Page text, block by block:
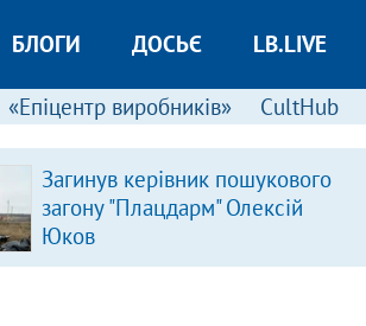
БЛОГИ ДОСЬЄ LB.LIVE
«Епіцентр виробників» CultHub
Загинув керівник пошукового
загону "Плацдарм" Олексій
Юков